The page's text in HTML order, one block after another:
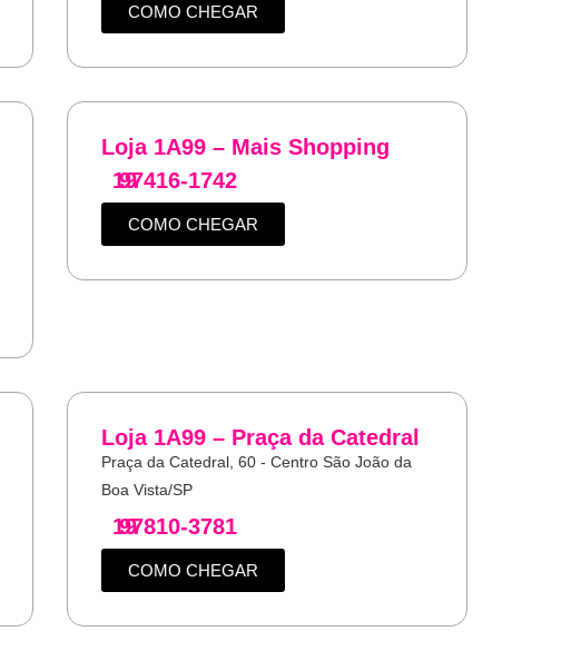
COMO CHEGAR
Loja 1A99 – Mais Shopping
19
97416-1742
COMO CHEGAR
Loja 1A99 – Praça da Catedral
Praça da Catedral, 60 - Centro São João da
Boa Vista/SP
19
97810-3781
COMO CHEGAR